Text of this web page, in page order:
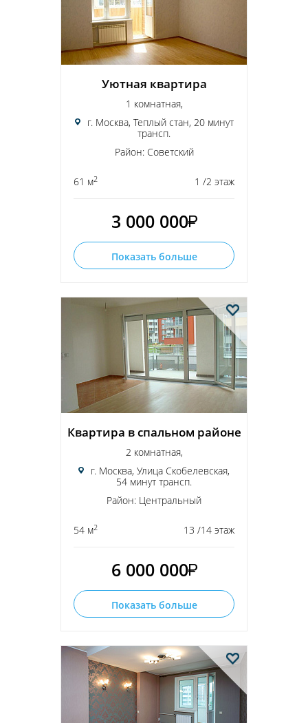
Уютная квартира
1 комнатная,
г. Москва, Теплый стан, 20 минут
трансп.
Район: Советский
61 м2 1 /2 этаж
3 000 000
Показать больше
Квартира в спальном районе
2 комнатная,
г. Москва, Улица Скобелевская,
54 минут трансп.
Район: Центральный
54 м2 13 /14 этаж
6 000 000
Показать больше